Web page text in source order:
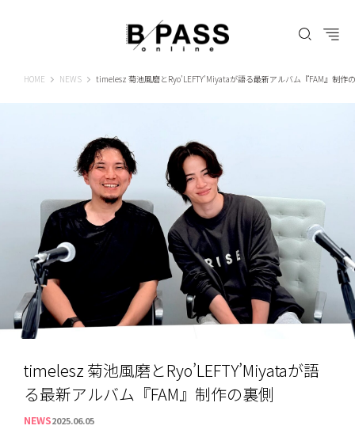
HOME B-PASS ONLINE
NEWS timelesz 菊池風磨とRyo’LEFTY’Miyataが語る最新アルバム『FAM』制作
timelesz 菊池風磨とRyo’LEFTY’Miyataが語
る最新アルバム『FAM』制作の裏側
NEWS2025.06.05